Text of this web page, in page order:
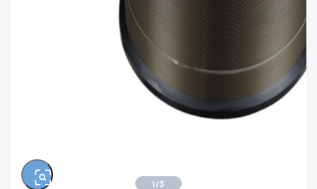
※ルアー、エギ、雑品、その他につきましては
ランク表記はございません。 状態は写真にてご
1 /3